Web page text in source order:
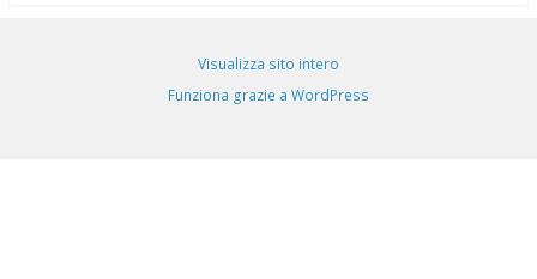
Visualizza sito intero
Funziona grazie a WordPress